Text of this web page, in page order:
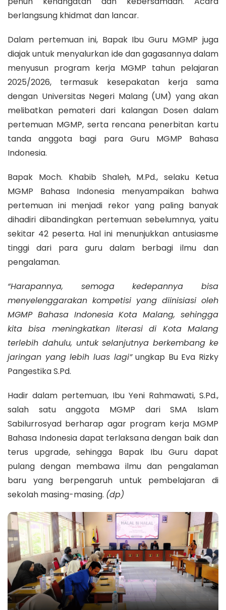
berlangsung khidmat dan lancar.
Dalam pertemuan ini, Bapak Ibu Guru MGMP juga
diajak untuk menyalurkan ide dan gagasannya dalam
menyusun program kerja MGMP tahun pelajaran
2025/2026, termasuk kesepakatan kerja sama
dengan Universitas Negeri Malang (UM) yang akan
melibatkan pemateri dari kalangan Dosen dalam
pertemuan MGMP, serta rencana penerbitan kartu
tanda anggota bagi para Guru MGMP Bahasa
Indonesia.
Bapak Moch. Khabib Shaleh, M.Pd., selaku Ketua
MGMP Bahasa Indonesia menyampaikan bahwa
pertemuan ini menjadi rekor yang paling banyak
dihadiri dibandingkan pertemuan sebelumnya, yaitu
sekitar 42 peserta. Hal ini menunjukkan antusiasme
tinggi dari para guru dalam berbagi ilmu dan
pengalaman.
“Harapannya, semoga kedepannya bisa
menyelenggarakan kompetisi yang diinisiasi oleh
MGMP Bahasa Indonesia Kota Malang, sehingga
kita bisa meningkatkan literasi di Kota Malang
terlebih dahulu, untuk selanjutnya berkembang ke
jaringan yang lebih luas lagi”ungkap Bu Eva Rizky
Pangestika S.Pd.
Hadir dalam pertemuan, Ibu Yeni Rahmawati, S.Pd.,
salah satu anggota MGMP dari SMA Islam
Sabilurrosyad berharap agar program kerja MGMP
Bahasa Indonesia dapat terlaksana dengan baik dan
terus upgrade, sehingga Bapak Ibu Guru dapat
pulang dengan membawa ilmu dan pengalaman
baru yang berpengaruh untuk pembelajaran di
sekolah masing-masing. (dp)